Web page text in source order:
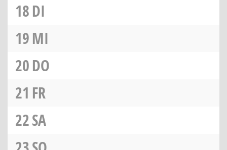
18DI
19MI
20DO
21 FR
22SA